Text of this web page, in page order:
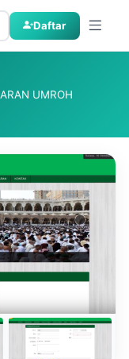
Daftar
UMROH